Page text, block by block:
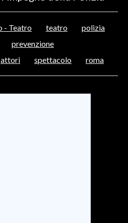
- Teatro teatro
polizia
prevenzione
attori spettacolo roma